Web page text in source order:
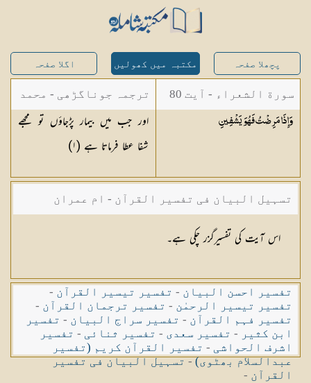
پچھلا صفحہ مکتبہ میں کھولیں اگلا صفحہ
سورة الشعراء - آیت 80
وَإِذَا مَرِضْتُ فَهُوَيَشْفِينِ
ترجمہ جوناگڑھی - محمد
جونا گڑھی
اور جب میں بیمار پڑجاؤں تو مجھے
شفا عطا فرماتا ہے (١)
تسہیل البیان فی تفسیر القرآن - ام عمران
شکیلہ بنت میاں فضل حسین
اس آیت کی تفسیرگزر چکی ہے۔
تفسیر احسن البیان - تفسیر تیسیر القرآن -
تفسیر تیسیر الرحمٰن - تفسیر ترجمان القرآن -
تفسیر فہم القرآن - تفسیر سراج البیان - تفسیر
ابن کثیر - تفسیر سعدی - تفسیر ثنائی - تفسیر
اشرف الحواشی - تفسیر القرآن کریم (تفسیر
عبدالسلام بھٹوی)-تسہیل البیان فی تفسیر
القرآن -